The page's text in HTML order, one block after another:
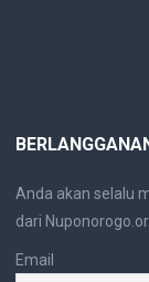
Anda akan selalu
dari
Email